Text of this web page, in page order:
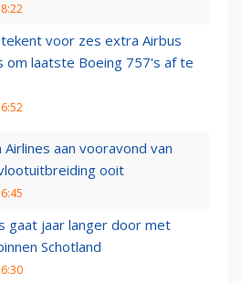
voor zes extra Airbus
om laatste Boeing 757's af te
Airlines aan vooravond van
ooit
gaat jaar langer door met
Schotland